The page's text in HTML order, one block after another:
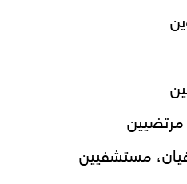
مرتضيين
مستشفيين